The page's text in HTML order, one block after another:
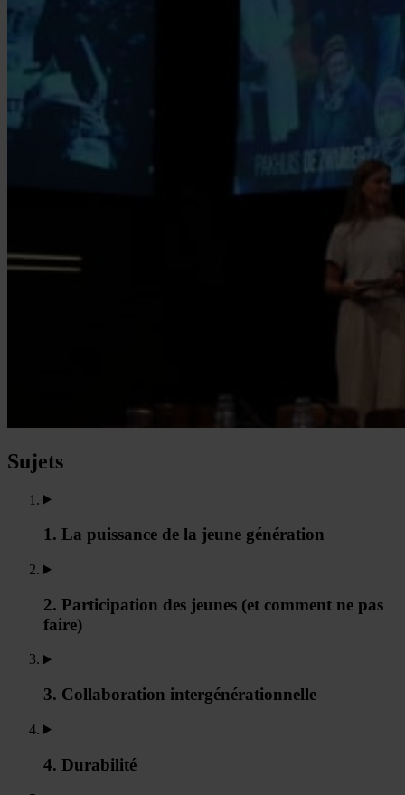
Sujets
1. La puissance de la jeune génération
2. Participation des jeunes (et comment ne pas
faire)
3. Collaboration intergénérationnelle
4. Durabilité